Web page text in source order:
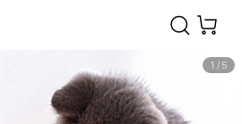
1 / 5